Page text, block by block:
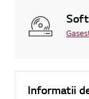
Informatii